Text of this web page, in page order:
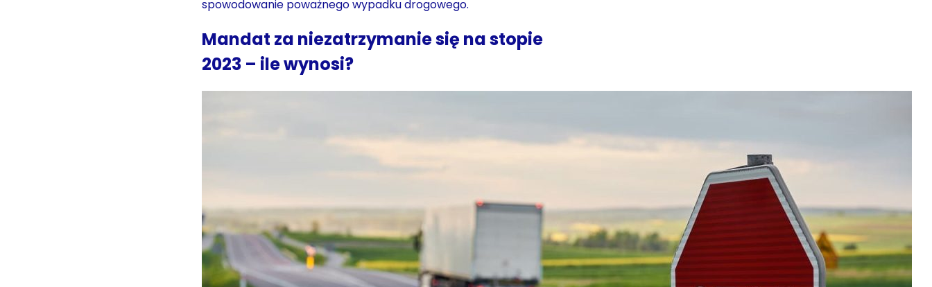
spowodowanie poważnego wypadku drogowego.
Mandat za niezatrzymanie się na stopie
2023 – ile wynosi?